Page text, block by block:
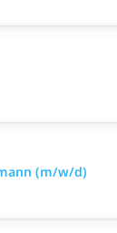
(m/w/d)